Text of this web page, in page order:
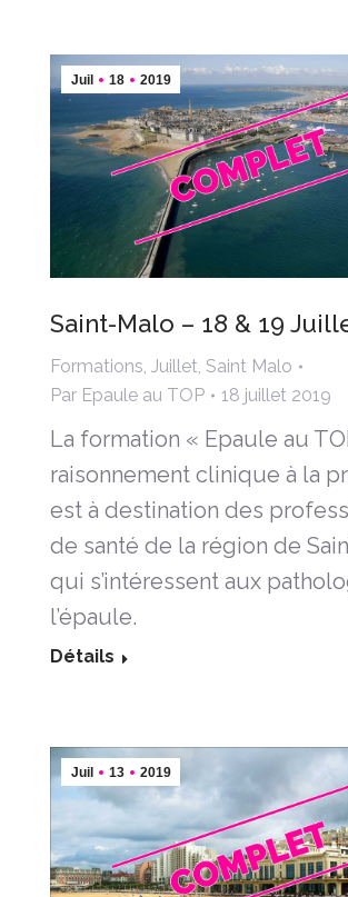
Juil 18 2019
Saint-Malo – 18 & 19
Formations, Juillet, Saint Malo
Par Epaule au TOP 18 juillet 2019
La formation « Epaule au
raisonnement clinique à la
est à destination des
de santé de la région de
qui s’intéressent aux
l’épaule.
Détails
Juil 13 2019